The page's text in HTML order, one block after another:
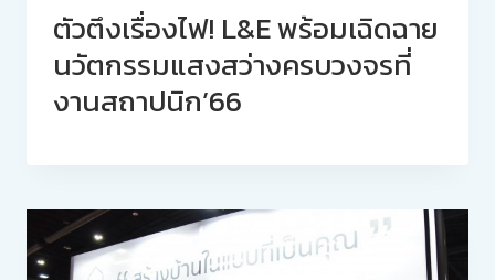
ตัวตึงเรื่องไฟ! L&E พร้อมเฉิดฉาย
นวัตกรรมแสงสว่างครบวงจรที่
งานสถาปนิก’66